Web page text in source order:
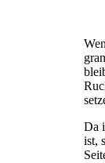
Da
ist,